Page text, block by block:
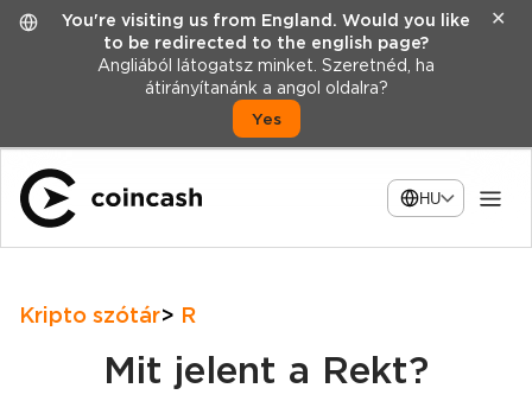
You're visiting us from England. Would you like
to be redirected to the english page?
Angliából látogatsz minket. Szeretnéd, ha
átirányítanánk a angol oldalra?
Yes
✕
HU
Kripto szótár R
Mit jelent a Rekt?